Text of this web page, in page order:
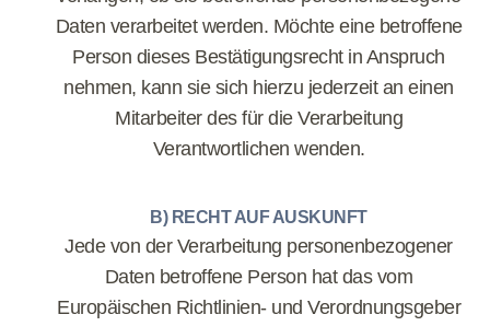
Daten verarbeitet werden. Möchte eine betroffene
Person dieses Bestätigungsrecht in Anspruch
nehmen, kann sie sich hierzu jederzeit an einen
Mitarbeiter des für die Verarbeitung
Verantwortlichen wenden.
B) RECHT AUF AUSKUNFT
Jede von der Verarbeitung personenbezogener
Daten betroffene Person hat das vom
Europäischen Richtlinien- und Verordnungsgeber